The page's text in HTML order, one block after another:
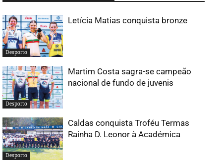
Desporto
Letícia Matias conquista bronze
Desporto
Martim Costa sagra-se campeão
nacional de fundo de juvenis
Desporto
Caldas conquista Troféu Termas
Rainha D. Leonor à Académica